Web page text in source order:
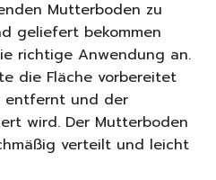
Mutterboden zu
geliefert bekommen
richtige Anwendung an.
die Fläche vorbereitet
entfernt und der
wird. Der Mutterboden
verteilt und leicht